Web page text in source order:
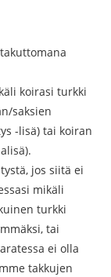
koirasi turkki
saksien
-lisä) tai koiran
jos siitä ei
mikäli
turkki
tai
ei olla
takkujen